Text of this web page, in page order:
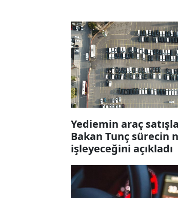
Yediemin araç
Bakan Tunç sürecin
işleyeceğini açıkladı